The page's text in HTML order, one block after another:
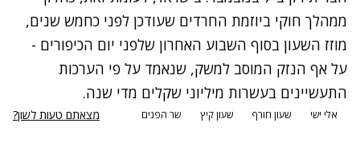
ממהלך חוקי ביוזמת החרדים שעודכן לפני כחמש שנים,
מוזז השעון בסוף השבוע האחרון שלפני יום הכיפורים -
על אף הנזק המוסב למשק, שנאמד על פי הערכות
התעשיינים בעשרות מיליוני שקלים מדי שנה.
אלי ישי שעון חורף שעון קיץ שר הפנים מצאתם טעות לשון?